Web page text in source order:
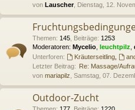
von Lauscher, Dienstag, 12.
Themen: 145 Beiträge: 1253
Moderatoren: Mycelio leuchtpilz
Unterforen:
Kräuterseitling,
Letzter Beitrag: Re: Massage/
von mariapilz , Samstag, 07.
Outdoor-Zucht